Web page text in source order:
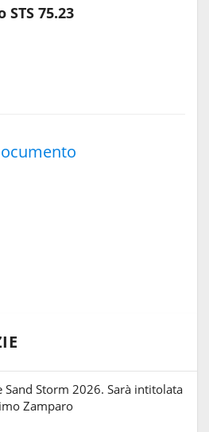
75.23
Sand Storm 2026. Sarà intitolata
Zamparo